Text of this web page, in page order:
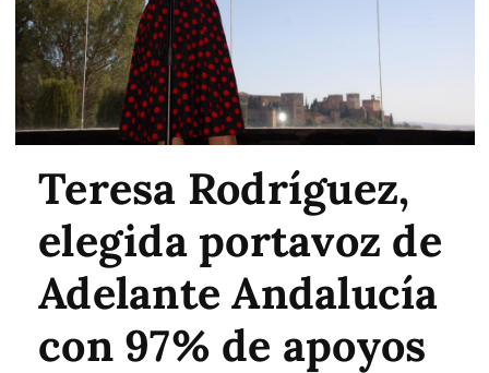
Teresa Rodríguez,
elegida portavoz de
Adelante Andalucía
con 97% de apoyos